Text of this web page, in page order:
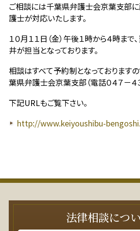
ご相談には千葉県弁護士会京葉支部に
護士が対応いたします。
１０月１１日（金）午後１時から４時ま
井が担当となっております。
相談はすべて予約制となっております
葉県弁護士会京葉支部（電話０４７－４３
下記URLもご覧下さい。
http://www.keiyoushibu-
費用について
ご相談の流れ
法律相談につ